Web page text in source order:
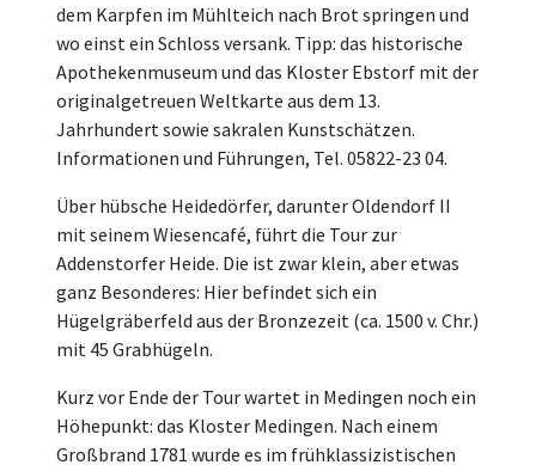
dem Karpfen im Mühlteich nach Brot springen und
wo einst ein Schloss versank. Tipp: das historische
Apothekenmuseum und das Kloster Ebstorf mit der
originalgetreuen Weltkarte aus dem 13.
Jahrhundert sowie sakralen Kunstschätzen.
Informationen und Führungen, Tel. 05822-23 04.
Über hübsche Heidedörfer, darunter Oldendorf II
mit seinem Wiesencafé, führt die Tour zur
Addenstorfer Heide. Die ist zwar klein, aber etwas
ganz Besonderes: Hier befindet sich ein
Hügelgräberfeld aus der Bronzezeit (ca. 1500 v. Chr.)
mit 45 Grabhügeln.
Kurz vor Ende der Tour wartet in Medingen noch ein
Höhepunkt: das Kloster Medingen. Nach einem
Großbrand 1781 wurde es im frühklassizistischen